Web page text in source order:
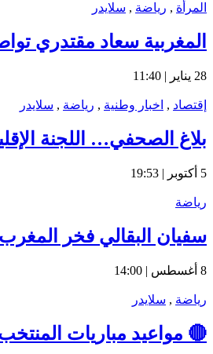
المرأة , رياضة , سلايدر
المغربية سعاد مقتدري
28 يناير | 11:40
إقتصاد , اخبار وطنية , رياضة , سلايدر
بلاغ الصحفي… اللجنة
5 أكتوبر | 19:53
رياضة
سفيان البقالي فخر المغرب
8 أغسطس | 14:00
رياضة , سلايدر
🔴 مواعيد مباريات المنتخب